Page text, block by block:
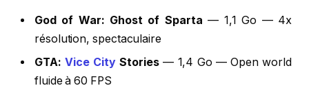
God of War: Ghost of Sparta — 1,1 Go — 4x
résolution, spectaculaire
GTA:Vice CityStories— 1,4 Go — Open world
fluide à 60 FPS